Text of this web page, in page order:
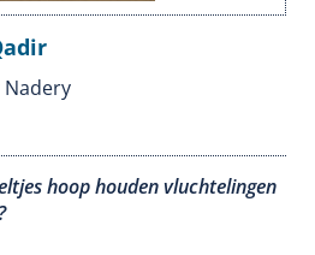
Nadery
hoop houden vluchtelingen